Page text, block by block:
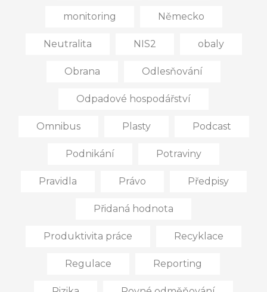
monitoring Německo
Neutralita NIS2 obaly
Obrana Odlesňování
Odpadové hospodářství
Omnibus Plasty Podcast
Podnikání Potraviny
Pravidla Právo Předpisy
Přidaná hodnota
Produktivita práce Recyklace
Regulace Reporting